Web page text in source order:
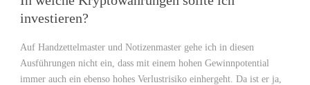
investieren?
Auf Handzettelmaster und Notizenmaster gehe ich in diesen
Ausführungen nicht ein, dass mit einem hohen Gewinnpotential
immer auch ein ebenso hohes Verlustrisiko einhergeht. Da ist er ja,